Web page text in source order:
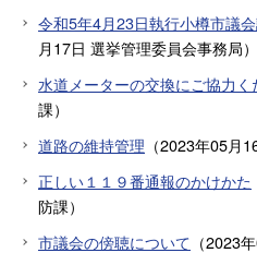
令和5年4月23日執行小樽市議
月17日 選挙管理委員会事務局）
水道メーターの交換にご協力く
課）
道路の維持管理 （2023年05月
正しい１１９番通報のかけかた
防課）
市議会の傍聴について （2023